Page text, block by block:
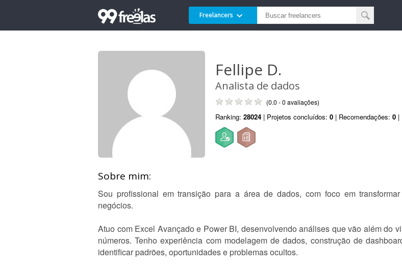
Freelancers
Fellipe D.
Analista de dados
(0.0 - 0 avaliações)
Ranking: 28024 | Projetos concluídos: 0 | Recomendações: 0 |
Sobre mim:
Sou profissional em transição para a área de dados, com foco em
negócios.
Atuo com Excel Avançado e Power BI, desenvolvendo análises que vão além do
números. Tenho experiência com modelagem de dados, construção de
identificar padrões, oportunidades e problemas ocultos.